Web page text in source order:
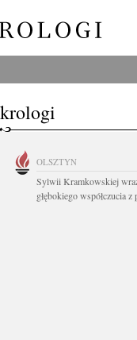
OLSZTYN
Sylwii Kramkowskiej
głębokiego współczucia